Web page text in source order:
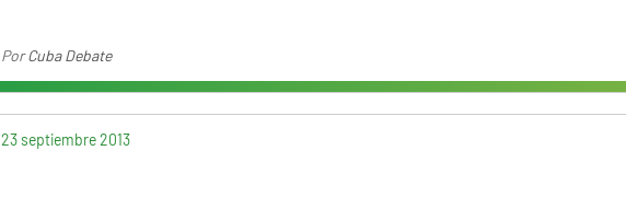
PorCuba Debate
23 septiembre 2013